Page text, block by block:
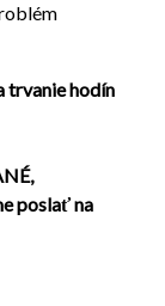
trvanie hodín
poslať na